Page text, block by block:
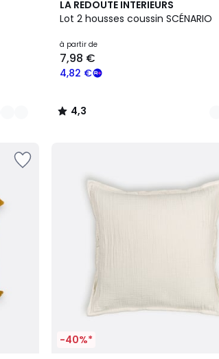
LA REDOUTE INTERIEURS
Lot 2 housses coussin SCÉNARIO
à partir de
4,82 €
7,98 €
4,3
/ 5
10
Couleurs
4,3
/
-40%*